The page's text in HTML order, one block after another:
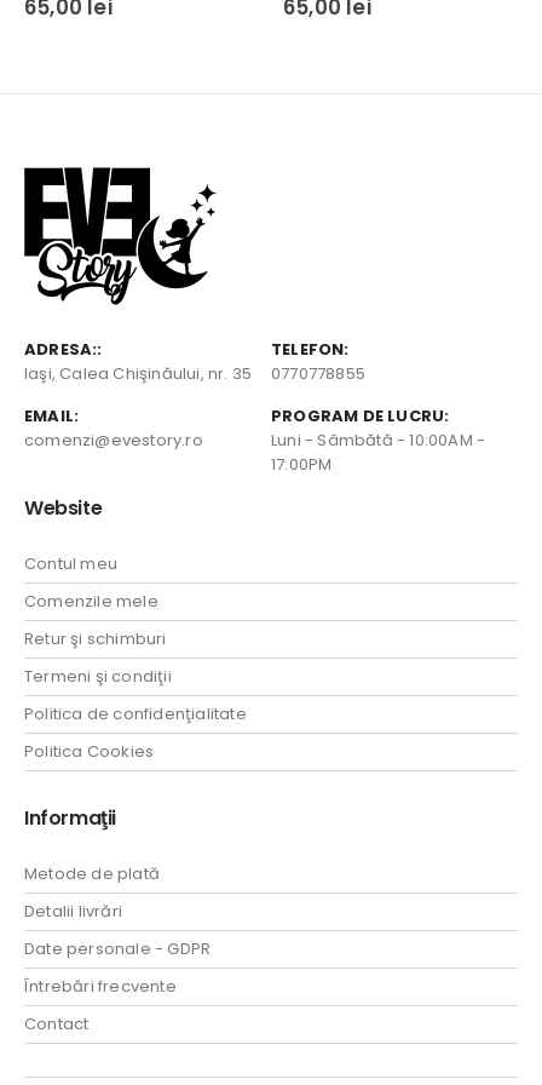
65,00 lei 65,00 lei
ADRESA::
Iaşi, Calea Chişinăului, nr. 35
TELEFON:
0770778855
EMAIL:
comenzi@evestory.ro
PROGRAM DE LUCRU:
Luni - Sâmbătă - 10:00AM -
17:00PM
Website
Contul meu
Comenzile mele
Retur şi schimburi
Termeni şi condiţii
Politica de confidenţialitate
Politica Cookies
Informaţii
Metode de plată
Detalii livrări
Date personale - GDPR
Întrebări frecvente
Contact